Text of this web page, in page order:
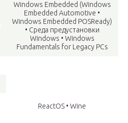
Windows Embedded (Windows
Embedded Automotive •
Windows Embedded POSReady)
• Среда предустановки
Windows • Windows
Fundamentals for Legacy PCs
ReactOS • Wine